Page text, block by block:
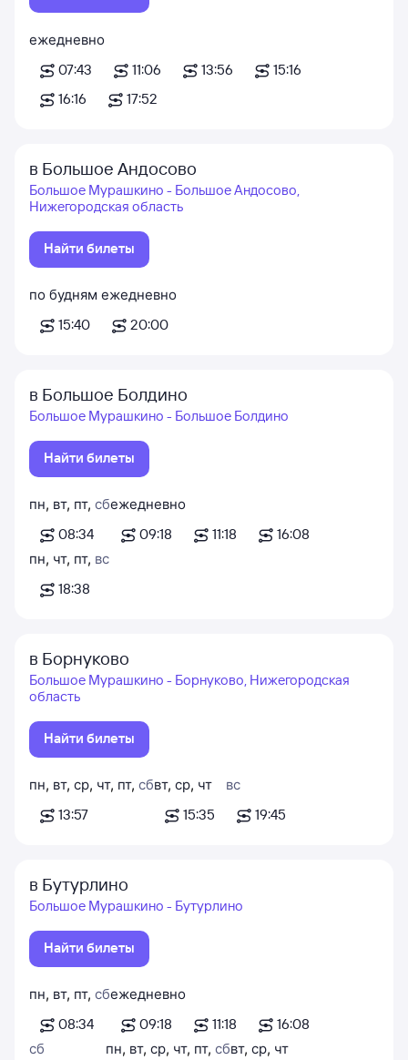
ежедневно
07:43
11:06 13:56
15:16
16:16
17:52
в Большое Андосово
Большое Мурашкино - Большое Андосово,
Нижегородская область
Найти билеты
по будням
15:40
ежедневно
20:00
в Большое Болдино
Большое Мурашкино - Большое Болдино
Найти билеты
пн, вт, пт, сб
08:34
ежедневно
09:18
11:18
16:08
пн, чт, пт, вс
18:38
в Борнуково
Большое Мурашкино - Борнуково, Нижегородская
область
Найти билеты
пн, вт, ср, чт, пт, сб
13:57
вт, ср, чт
15:35
вс
19:45
в Бутурлино
Большое Мурашкино - Бутурлино
Найти билеты
пн, вт, пт, сб
08:34
ежедневно
09:18
11:18
16:08
сб
пн, вт, ср, чт, пт, сбвт, ср, чт